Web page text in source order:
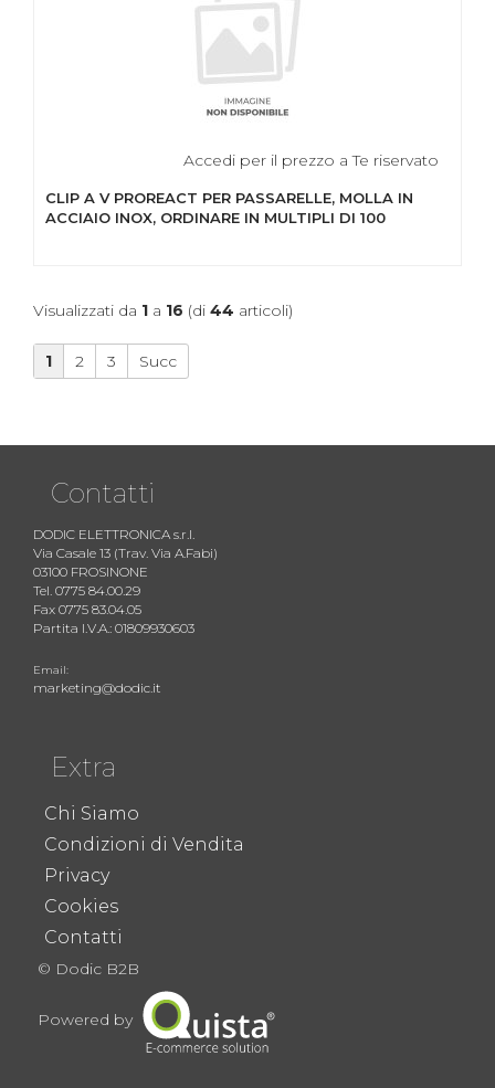
Accedi per il prezzo a Te riservato
CLIP A V PROREACT PER PASSARELLE, MOLLA IN
ACCIAIO INOX, ORDINARE IN MULTIPLI DI 100
Visualizzati da 1 a 16 (di 44 articoli)
1 2 3 Succ
Contatti
DODIC ELETTRONICA s.r.l.
Via Casale 13 (Trav. Via A.Fabi)
03100 FROSINONE
Tel. 0775 84.00.29
Fax 0775 83.04.05
Partita I.V.A.: 01809930603
Email:
marketing@dodic.it
Extra
Chi Siamo
Condizioni di Vendita
Privacy
Cookies
Contatti
© Dodic B2B
Powered by